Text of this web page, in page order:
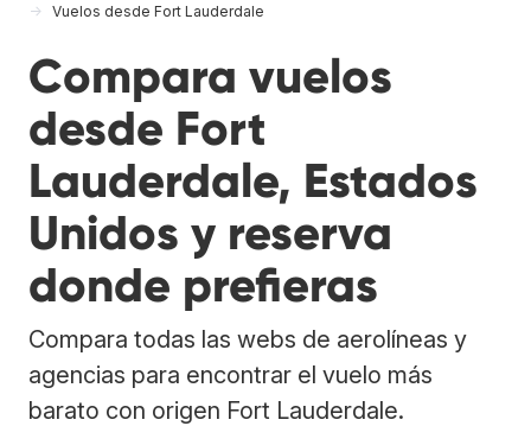
Vuelos desde Fort Lauderdale
Compara vuelos
desde Fort
Lauderdale, Estados
Unidos y reserva
donde prefieras
Compara todas las webs de aerolíneas y
agencias para encontrar el vuelo más
barato con origen Fort Lauderdale.